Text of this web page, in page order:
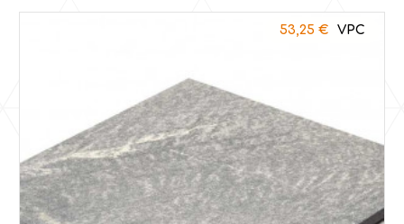
53,25 €